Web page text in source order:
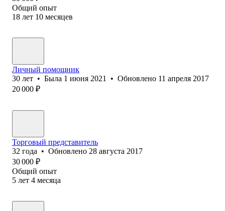
Общий опыт
18 лет 10 месяцев
Личный помощник
30 лет • Была 1 июня 2021 • Обновлено 11 апреля 2017
20 000 ₽
Торговый представитель
32 года • Обновлено 28 августа 2017
30 000 ₽
Общий опыт
5 лет 4 месяца